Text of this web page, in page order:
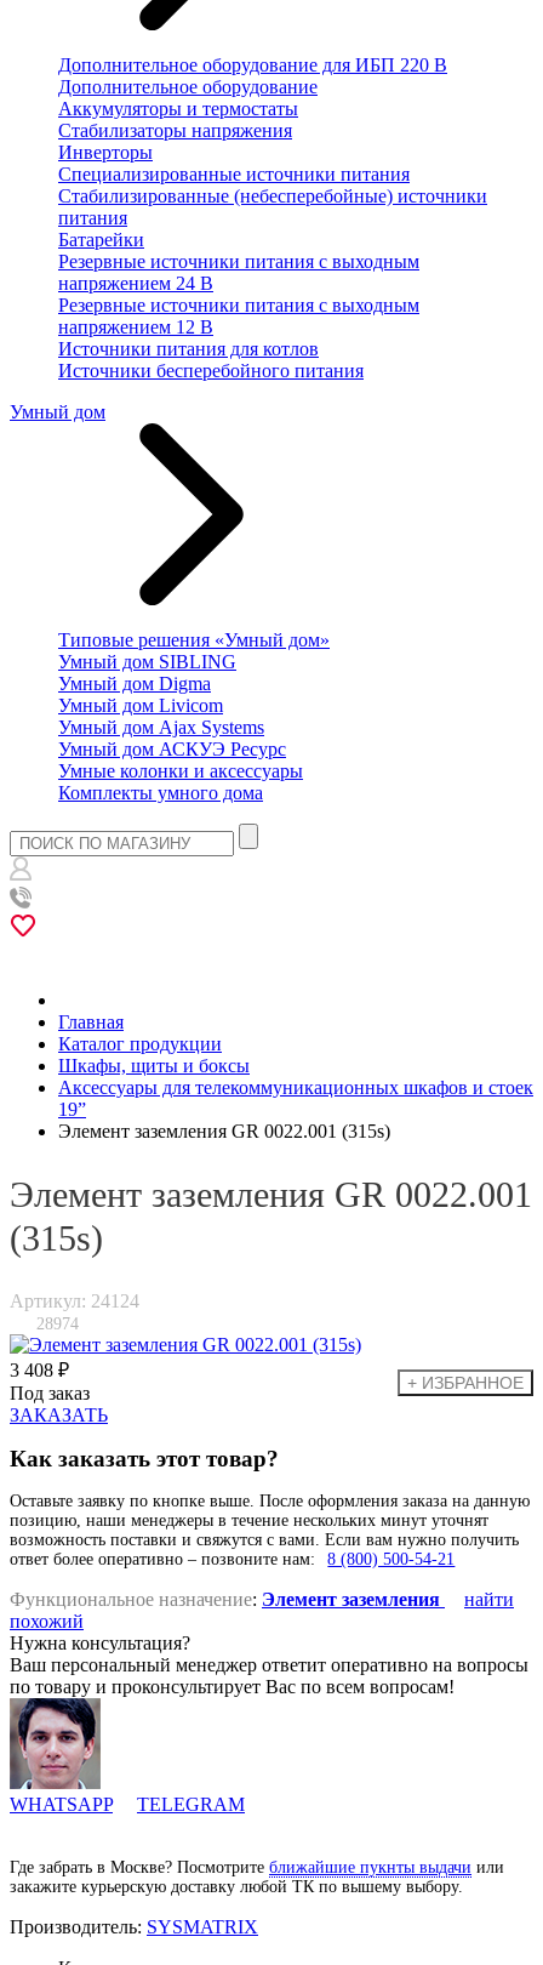
Дополнительное оборудование для ИБП 220 В
Дополнительное оборудование
Аккумуляторы и термостаты
Стабилизаторы напряжения
Инверторы
Специализированные источники питания
Стабилизированные (небесперебойные) источники
питания
Батарейки
Резервные источники питания с выходным
напряжением 24 В
Резервные источники питания с выходным
напряжением 12 В
Источники питания для котлов
Источники бесперебойного питания
Умный дом
Типовые решения «Умный дом»
Умный дом SIBLING
Умный дом Digma
Умный дом Livicom
Умный дом Ajax Systems
Умный дом АСКУЭ Ресурс
Умные колонки и аксессуары
Комплекты умного дома
Главная
Каталог продукции
Шкафы, щиты и боксы
Аксессуары для телекоммуникационных шкафов и стоек
19”
Элемент заземления GR 0022.001 (315s)
Элемент заземления GR 0022.001
(315s)
Артикул: 24124
28974
3 408 ₽
Под заказ
ЗАКАЗАТЬ
Как заказать этот товар?
Оставьте заявку по кнопке выше. После оформления заказа на данную
позицию, наши менеджеры в течение нескольких минут уточнят
возможность поставки и свяжутся с вами. Если вам нужно получить
ответ более оперативно – позвоните нам:
8 (800) 500-54-21
Функциональное назначение: Элемент заземления
найти
похожий
Нужна консультация?
Ваш персональный менеджер ответит оперативно на вопросы
по товару и проконсультирует Вас по всем вопросам!
WHATSAPP TELEGRAM
Где забрать в Москве? Посмотрите ближайшие пукнты выдачи или
закажите курьерскую доставку любой ТК по вышему выбору.
Производитель: SYSMATRIX